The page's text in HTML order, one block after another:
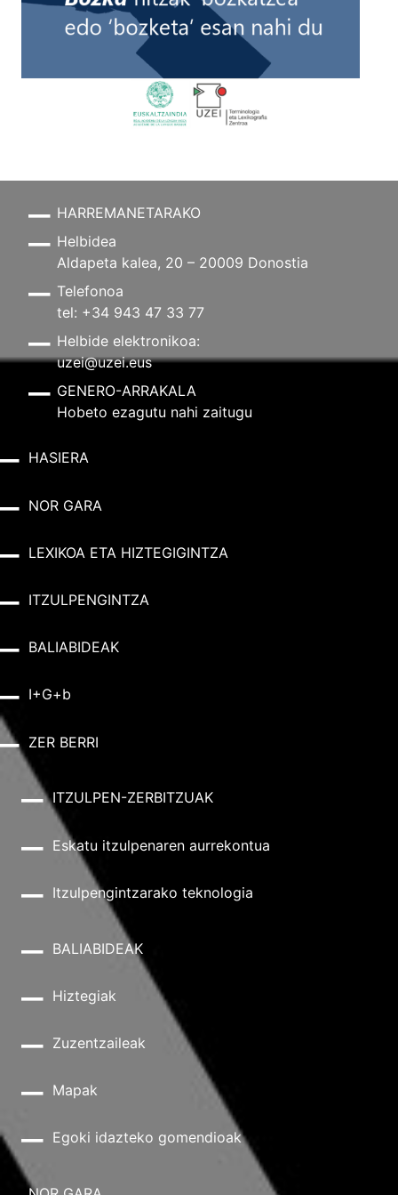
HARREMANETARAKO
Helbidea
Aldapeta kalea, 20 – 20009 Donostia
Telefonoa
tel: +34 943 47 33 77
Helbide elektronikoa:
uzei@uzei.eus
GENERO-ARRAKALA
Hobeto ezagutu nahi zaitugu
HASIERA
NOR GARA
LEXIKOA ETA HIZTEGIGINTZA
ITZULPENGINTZA
BALIABIDEAK
I+G+b
ZER BERRI
ITZULPEN-ZERBITZUAK
Eskatu itzulpenaren aurrekontua
Itzulpengintzarako teknologia
BALIABIDEAK
Hiztegiak
Zuzentzaileak
Mapak
Egoki idazteko gomendioak